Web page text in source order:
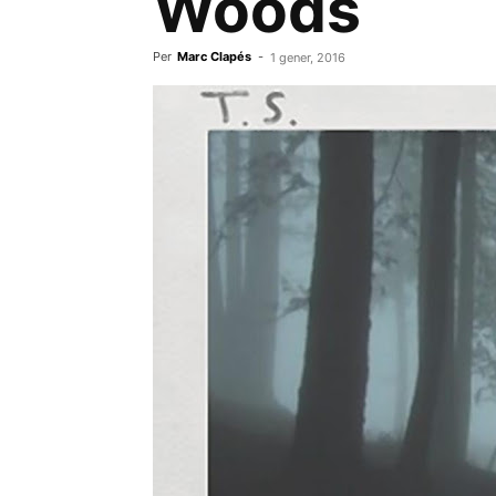
Per Marc Clapés - 1 gener, 2016